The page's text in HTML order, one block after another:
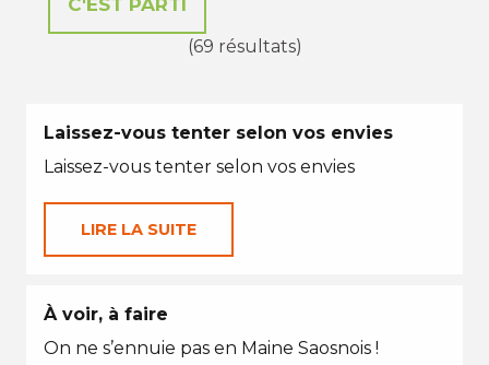
(69 résultats)
Laissez-vous tenter selon vos envies
Laissez-vous tenter selon vos envies
LIRE LA SUITE
À voir, à faire
On ne s’ennuie pas en Maine Saosnois !